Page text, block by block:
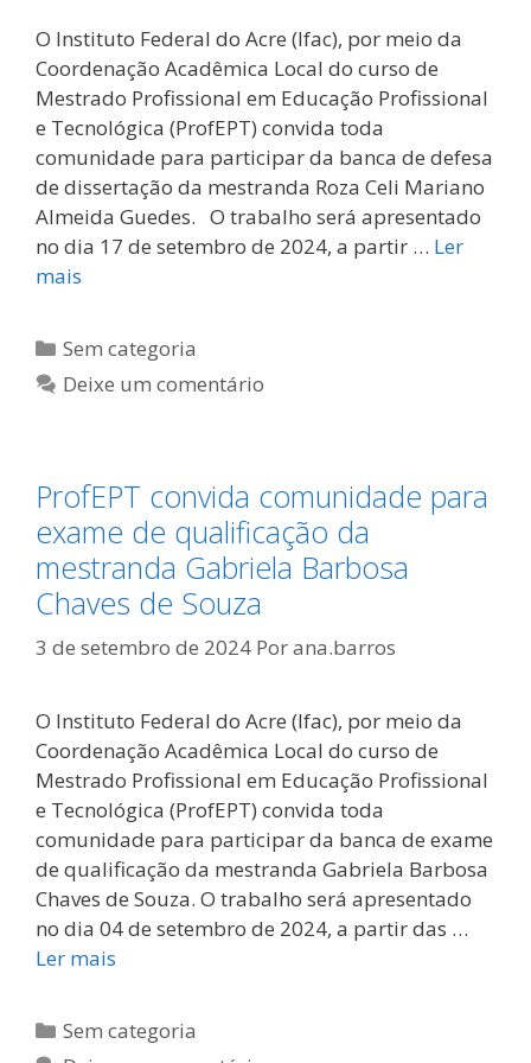
O Instituto Federal do Acre (Ifac), por meio da
Coordenação Acadêmica Local do curso de
Mestrado Profissional em Educação Profissional
e Tecnológica (ProfEPT) convida toda
comunidade para participar da banca de defesa
de dissertação da mestranda Roza Celi Mariano
Almeida Guedes. O trabalho será apresentado
no dia 17 de setembro de 2024, a partir … Ler
mais
Categorias
Sem categoria
Deixe um comentário
ProfEPT convida comunidade para
exame de qualificação da
mestranda Gabriela Barbosa
Chaves de Souza
3 de setembro de 2024 Porana.barros
O Instituto Federal do Acre (Ifac), por meio da
Coordenação Acadêmica Local do curso de
Mestrado Profissional em Educação Profissional
e Tecnológica (ProfEPT) convida toda
comunidade para participar da banca de exame
de qualificação da mestranda Gabriela Barbosa
Chaves de Souza. O trabalho será apresentado
no dia 04 de setembro de 2024, a partir das …
Ler mais
Categorias
Sem categoria